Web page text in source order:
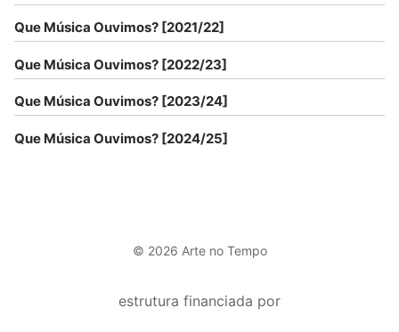
Que Música Ouvimos? [2021/22]
Que Música Ouvimos? [2022/23]
Que Música Ouvimos? [2023/24]
Que Música Ouvimos? [2024/25]
© 2026 Arte no Tempo
estrutura financiada por